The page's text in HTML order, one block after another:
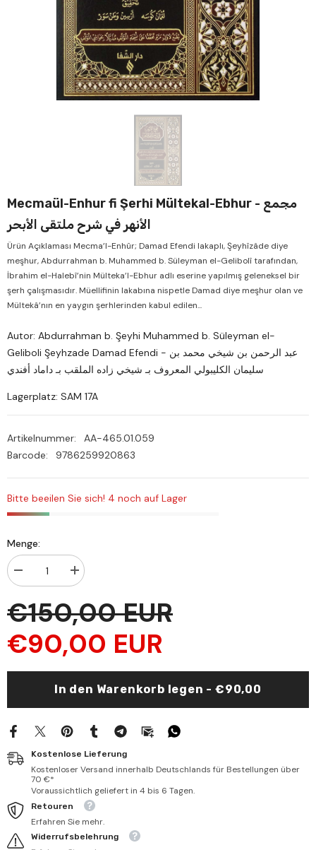
Mecmaül-Enhur fi Şerhi Mültekal-Ebhur - مجمع
الأنهر في شرح ملتقى الأبحر
Ürün Açıklaması Mecma’l-Enhûr; Damad Efendi lakaplı, Şeyhîzâde diye
meşhur, Abdurrahman b. Muhammed b. Süleyman el-Gelibolî tarafından,
İbrahim el-Halebî’nin Mülteka’l-Ebhur adlı eserine yapılmış geleneksel bir
şerh çalışmasıdır. Müellifinin lakabına nispetle Damad diye meşhur olan ve
Mültekâ’nın en yaygın şerhlerinden kabul edilen...
Autor: Abdurrahman b. Şeyhi Muhammed b. Süleyman el-
Geliboli Şeyhzade Damad Efendi - عبد الرحمن بن شيخي محمد بن
سليمان الكليبولي المعروف بـ شيخي زاده الملقب بـ داماد أفندي
Lagerplatz: SAM 17A
Artikelnummer:
AA-465.01.059
Barcode:
9786259920863
Bitte beeilen Sie sich! 4 noch auf Lager
Menge:
verringern
Mecmaül-
Enhur
Şerhi
Mültekal-
-
ملتقى
الأبحر
Menge
erhöhen
Mecmaül-
Enhur
fi
Şerhi
Mültekal-
-
الأنهر
ملتقى
الأبحر
€150,00 EUR
€90,00 EUR
In den Warenkorb legen - €90,00
Kostenlose Lieferung
Kostenloser Versand innerhalb Deutschlands für Bestellungen über
70 €*
Voraussichtlich geliefert in 4 bis 6 Tagen.
Retouren
Erfahren Sie mehr.
Widerrufsbelehrung